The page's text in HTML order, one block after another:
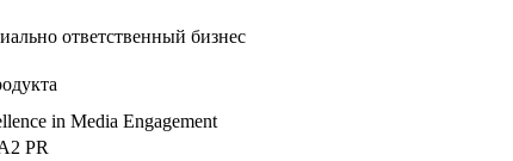
ответственный бизнес
in Media Engagement
PR